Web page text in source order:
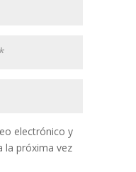
electrónico y
la próxima vez